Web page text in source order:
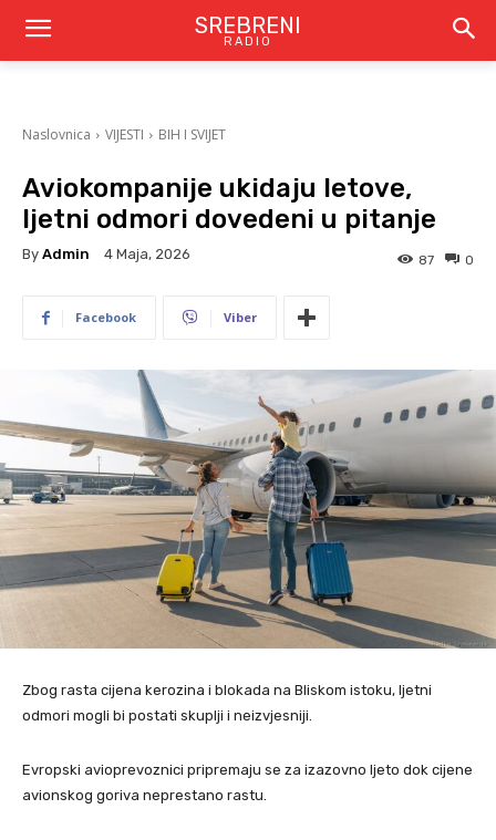
SREBRENI
RADIO
Naslovnica VIJESTI BIH I SVIJET
Aviokompanije ukidaju letove,
ljetni odmori dovedeni u pitanje
By Admin 4 Maja, 2026 0
87
Facebook Viber
Zbog rasta cijena kerozina i blokada na Bliskom istoku, ljetni
odmori mogli bi postati skuplji i neizvjesniji.
Evropski avioprevoznici pripremaju se za izazovno ljeto dok cijene
avionskog goriva neprestano rastu.